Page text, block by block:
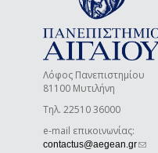
Λόφος Πανεπιστημίου
81100 Μυτιλήνη
Τηλ. 22510 36000
e-mail επικοινωνίας:
contactus@aegean.gr(link